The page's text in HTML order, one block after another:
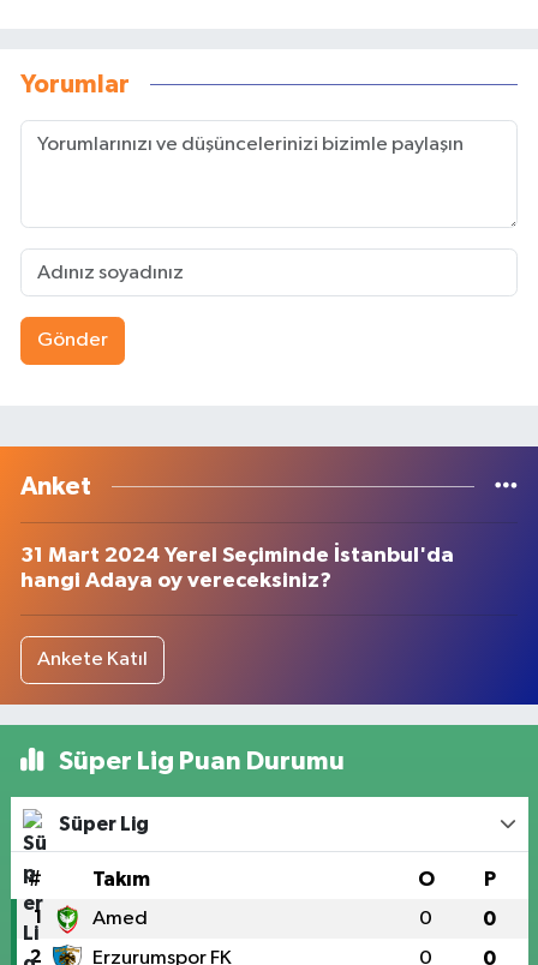
Yorumlar
Gönder
Anket
31 Mart 2024 Yerel Seçiminde İstanbul'da
hangi Adaya oy vereceksiniz?
Ankete Katıl
Süper Lig Puan Durumu
Süper Lig
# Takım O P
1 Amed 0 0
2 Erzurumspor FK 0 0